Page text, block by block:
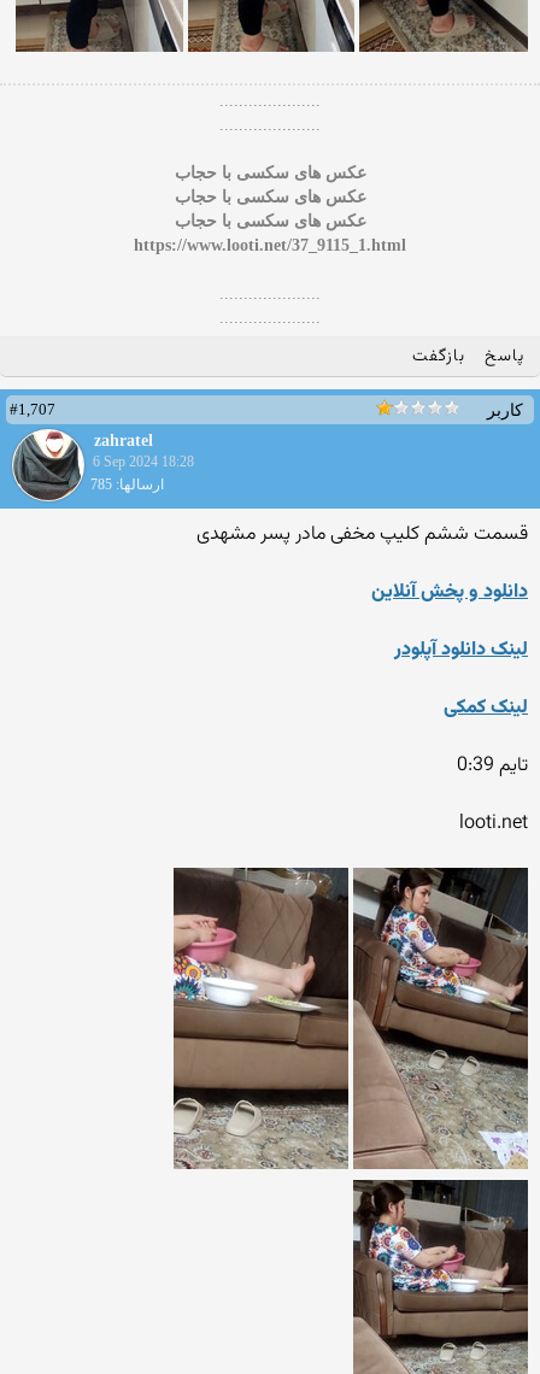
.....................
.....................
عکس های سکسی با حجاب
عکس های سکسی با حجاب
عکس های سکسی با حجاب
https://www.looti.net/37_9115_1.html
.....................
.....................
پاسخ بازگفت
کاربر
#1,707
zahratel
6 Sep 2024 18:28
ارسالها: 785
قسمت ششم کلیپ مخفی مادر پسر مشهدی
دانلود و پخش آنلاین
لینک دانلود آپلودر
لینک کمکی
تایم 0:39
looti.net